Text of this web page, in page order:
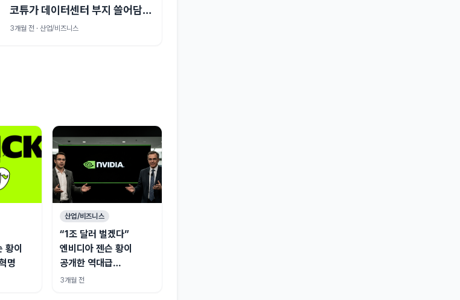
코튜가 데이터센터 부지 쓸어담는
이유
3개월 전 · 산업/비즈니스
황이
명
산업/비즈니스
“1조 달러 벌겠다”
엔비디아 젠슨 황이
공개한 역대급
승부수는?
3개월 전